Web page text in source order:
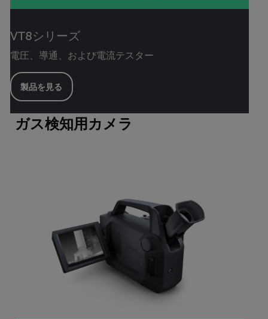
VT8シリーズ
電圧、導通、および電流テスター
製品を見る
ガス検知用カメラ